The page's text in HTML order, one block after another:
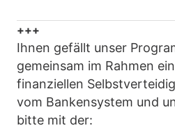
+++
Ihnen gefällt unser
gemeinsam im Rahmen
finanziellen
vom Bankensystem und
bitte mit der: